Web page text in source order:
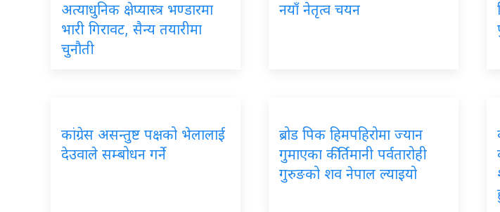
अत्याधुनिक क्षेप्यास्त्र भण्डारमा
भारी गिरावट, सैन्य तयारीमा
चुनौती
नयाँ नेतृत्व चयन
कांग्रेस असन्तुष्ट पक्षको भेलालाई
देउवाले सम्बोधन गर्ने
ब्रोड पिक हिमपहिरोमा ज्यान
गुमाएका कीर्तिमानी पर्वतारोही
गुरुङको शव नेपाल ल्याइयो